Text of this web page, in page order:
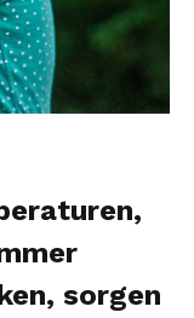
sorgen